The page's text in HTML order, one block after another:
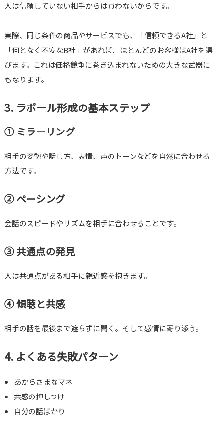
人は信頼していない相手からは買わないからです。
実際、同じ条件の商品やサービスでも、「信頼できるA社」と
「何となく不安なB社」があれば、ほとんどのお客様はA社を選
びます。これは価格競争に巻き込まれないための大きな武器に
もなります。
3. ラポール形成の基本ステップ
① ミラーリング
相手の姿勢や話し方、表情、声のトーンなどを自然に合わせる
方法です。
② ペーシング
会話のスピードやリズムを相手に合わせることです。
③ 共通点の発見
人は共通点がある相手に親近感を抱きます。
④ 傾聴と共感
相手の話を最後まで遮らずに聞く。そして感情に寄り添う。
4. よくある失敗パターン
あからさまなマネ
共感の押しつけ
自分の話ばかり